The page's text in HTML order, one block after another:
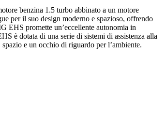
benzina 1.5 turbo abbinato a un motore
per il suo design moderno e spazioso, offrendo
EHS promette un’eccellente autonomia in
è dotata di una serie di sistemi di assistenza alla
e un occhio di riguardo per l’ambiente.